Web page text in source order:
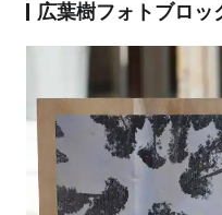
広葉樹フォトブロッ